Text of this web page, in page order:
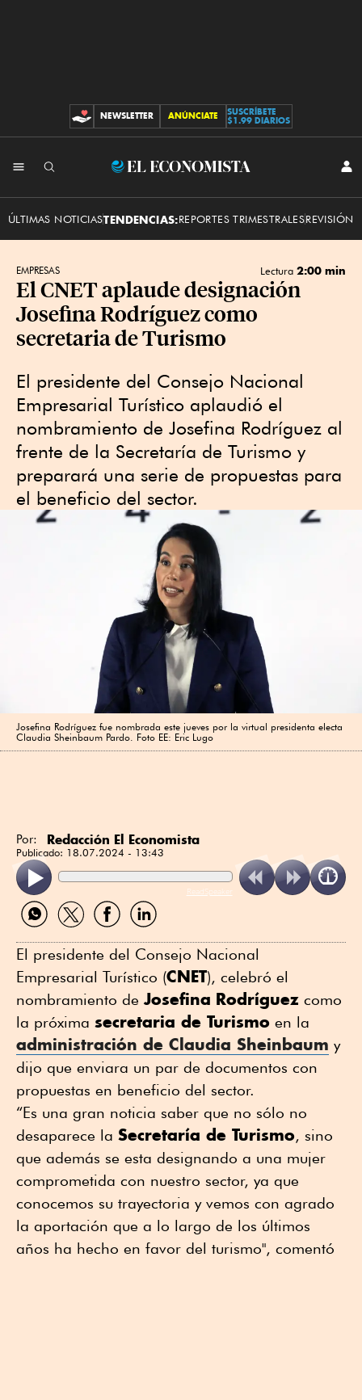
CONTRIBUCIONES
NEWSLETTER ANÚNCIATE
SUSCRÍBETE
$1.99 DIARIOS
El
ÚLTIMAS NOTICIASTENDENCIAS:REPORTES TRIMESTRALESREVISIÓN
EMPRESAS Lectura 2:00 min
El CNET aplaude designación
Josefina Rodríguez como
secretaria de Turismo
El presidente del Consejo Nacional
Empresarial Turístico aplaudió el
nombramiento de Josefina Rodríguez al
frente de la Secretaría de Turismo y
preparará una serie de propuestas para
el beneficio del sector.
Josefina Rodríguez fue nombrada este jueves por la virtual presidenta electa
Claudia Sheinbaum Pardo. Foto EE: Eric Lugo
Por: Redacción El Economista
Publicado: 18.07.2024 - 13:43
ReadSpeaker
Compartir
por
Compartir
por
Compartir
por
Compartir
por
El presidente del Consejo Nacional
Empresarial Turístico (CNET), celebró el
nombramiento de Josefina Rodríguez como
la próxima secretaria de Turismo en la
administración de Claudia Sheinbaum y
dijo que enviara un par de documentos con
propuestas en beneficio del sector.
“Es una gran noticia saber que no sólo no
desaparece la Secretaría de Turismo, sino
que además se esta designando a una mujer
comprometida con nuestro sector, ya que
conocemos su trayectoria y vemos con agrado
la aportación que a lo largo de los últimos
años ha hecho en favor del turismo", comentó